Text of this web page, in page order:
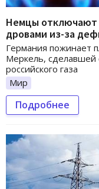
Немцы отключают
дровами из-за
Германия пожинает
Меркель, сделавшей
российского газа
Мир
Подробнее